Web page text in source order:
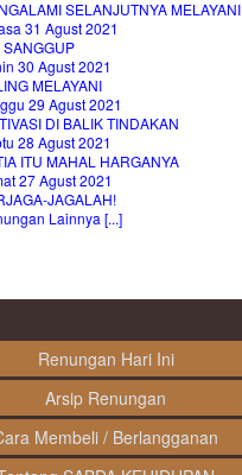
SELANJUTNYA MELAYANI
31 Agust 2021
SANGGUP
30 Agust 2021
MELAYANI
29 Agust 2021
DI BALIK TINDAKAN
28 Agust 2021
ITU MAHAL HARGANYA
27 Agust 2021
JAGALAH!
Lainnya [...]
Renungan Hari Ini
Arsip Renungan
Membeli / Berlangganan